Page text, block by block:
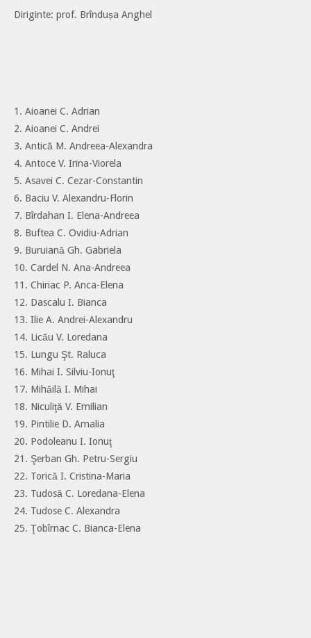
Diriginte: prof. Brîndușa Anghel
1. Aioanei C. Adrian
2. Aioanei C. Andrei
3. Antică M. Andreea-Alexandra
4. Antoce V. Irina-Viorela
5. Asavei C. Cezar-Constantin
6. Baciu V. Alexandru-Florin
7. Bîrdahan I. Elena-Andreea
8. Buftea C. Ovidiu-Adrian
9. Buruiană Gh. Gabriela
10. Cardel N. Ana-Andreea
11. Chiriac P. Anca-Elena
12. Dascalu I. Bianca
13. Ilie A. Andrei-Alexandru
14. Licău V. Loredana
15. Lungu Şt. Raluca
16. Mihai I. Silviu-Ionuţ
17. Mihăilă I. Mihai
18. Niculiţă V. Emilian
19. Pintilie D. Amalia
20. Podoleanu I. Ionuţ
21. Şerban Gh. Petru-Sergiu
22. Torică I. Cristina-Maria
23. Tudosă C. Loredana-Elena
24. Tudose C. Alexandra
25. Ţobîrnac C. Bianca-Elena